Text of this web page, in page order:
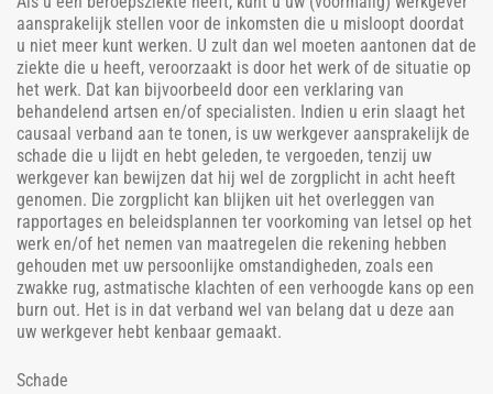
aansprakelijk stellen voor de inkomsten die u misloopt doordat
u niet meer kunt werken. U zult dan wel moeten aantonen dat de
ziekte die u heeft, veroorzaakt is door het werk of de situatie op
het werk. Dat kan bijvoorbeeld door een verklaring van
behandelend artsen en/of specialisten. Indien u erin slaagt het
causaal verband aan te tonen, is uw werkgever aansprakelijk de
schade die u lijdt en hebt geleden, te vergoeden, tenzij uw
werkgever kan bewijzen dat hij wel de zorgplicht in acht heeft
genomen. Die zorgplicht kan blijken uit het overleggen van
rapportages en beleidsplannen ter voorkoming van letsel op het
werk en/of het nemen van maatregelen die rekening hebben
gehouden met uw persoonlijke omstandigheden, zoals een
zwakke rug, astmatische klachten of een verhoogde kans op een
burn out. Het is in dat verband wel van belang dat u deze aan
uw werkgever hebt kenbaar gemaakt.
Schade